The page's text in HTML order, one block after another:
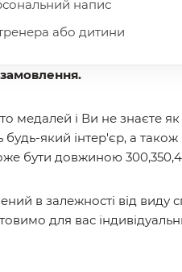
напис
або дитини
медалей і Ви не знаєте
який інтер'єр, а
бути довжиною
в залежності від виду
для вас